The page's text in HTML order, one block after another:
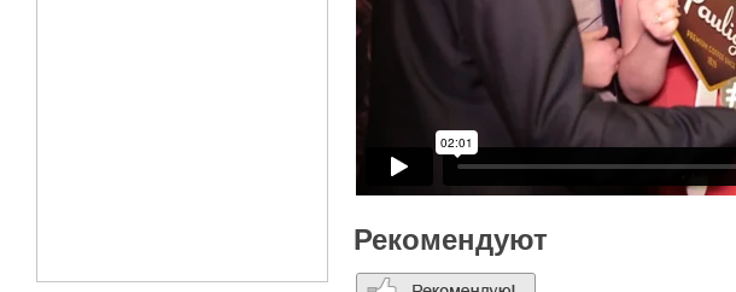
Рекомендуют